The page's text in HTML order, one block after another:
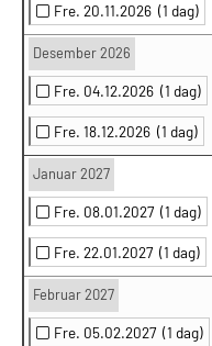
Fre. 20.11.2026 (1 dag)
Desember 2026
Fre. 04.12.2026 (1 dag)
Fre. 18.12.2026 (1 dag)
Januar 2027
Fre. 08.01.2027 (1 dag)
Fre. 22.01.2027 (1 dag)
Februar 2027
Fre. 05.02.2027 (1 dag)